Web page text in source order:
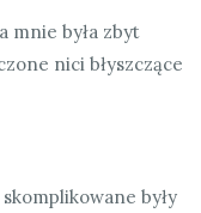
mnie była zbyt
nici błyszczące
były